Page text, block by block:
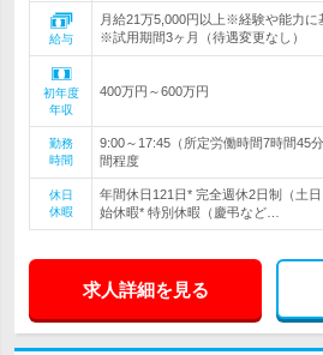
給与
月給21万5,000円以上※経験や能力に
※試用期間3ヶ月（待遇変更なし）
初年度
年収
400万円～600万円
勤務
時間
9:00～17:45（所定労働時間7時間45
間程度
休日
休暇
年間休日121日* 完全週休2日制（土
始休暇* 特別休暇（慶弔など…
求人詳細を見る